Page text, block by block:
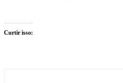
Curtir isso: